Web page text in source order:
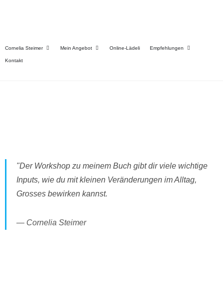
Cornelia Steimer Mein Angebot Online-Lädeli Empfehlungen
Kontakt
Hier findest du meine verschiedenen Workshops
"Der Workshop zu meinem Buch gibt dir viele wichtige
Inputs, wie du mit kleinen Veränderungen im Alltag,
Grosses bewirken kannst.
Cornelia Steimer